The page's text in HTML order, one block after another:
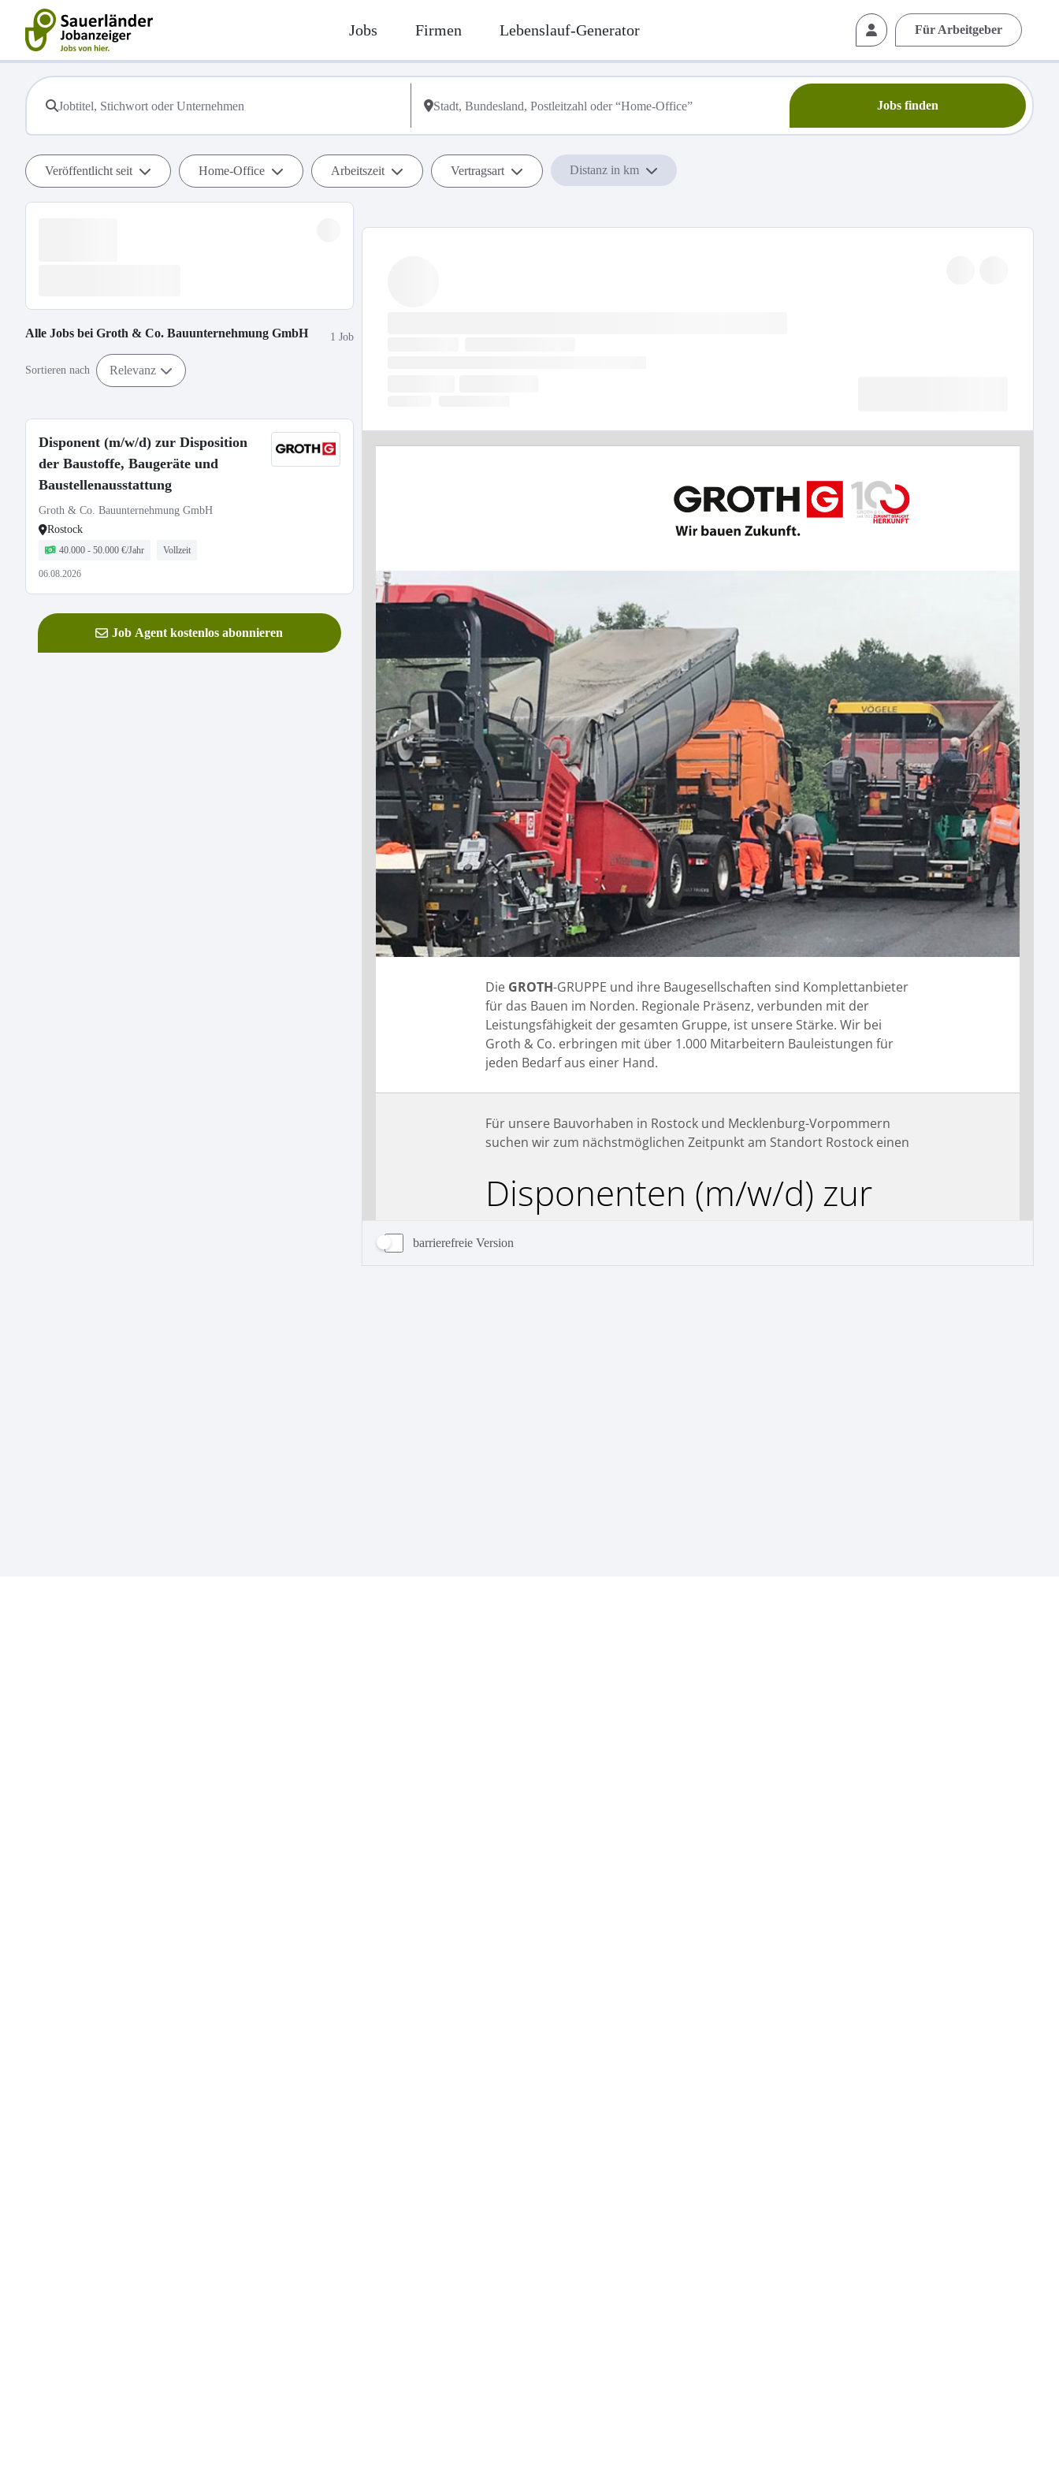
Jobs Firmen Lebenslauf-Generator Für Arbeitgeber
Jobs finden
Veröffentlicht seit Home-Office Arbeitszeit Vertragsart Distanz in km
Alle Jobs bei Groth & Co. Bauunternehmung GmbH 1 Job
Sortieren nach Relevanz
Disponent (m/w/d) zur Disposition
der Baustoffe, Baugeräte und
Baustellenausstattung
Groth & Co. Bauunternehmung GmbH
Rostock
40.000 - 50.000 €/Jahr Vollzeit
06.08.2026
Job Agent kostenlos abonnieren
barrierefreie Version